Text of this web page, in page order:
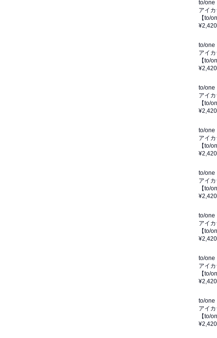
to/one
アイ
【to/
¥2,420
to/one
アイ
【to/
¥2,420
to/one
アイ
【to/
¥2,420
to/one
アイ
【to/
¥2,420
to/one
アイ
【to/
¥2,420
to/one
アイ
【to/
¥2,420
to/one
アイ
【to/
¥2,420
to/one
アイ
【to/
¥2,420